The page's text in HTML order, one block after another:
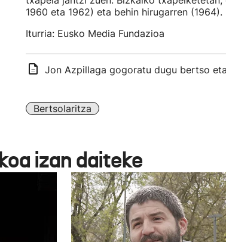
1960 eta 1962) eta behin hirugarren (1964).
Iturria: Eusko Media Fundazioa
Jon Azpillaga gogoratu dugu bertso
Bertsolaritza
izan daiteke